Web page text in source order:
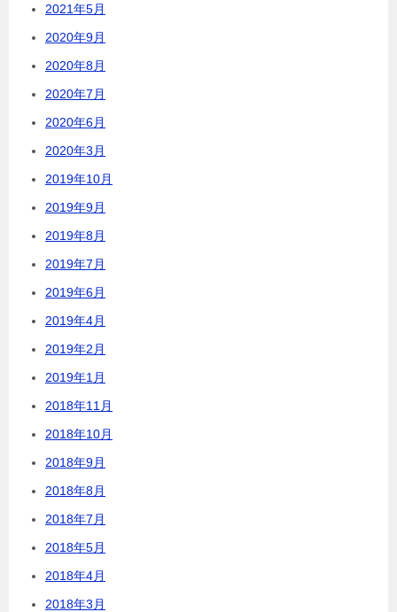
2021年5月
2020年9月
2020年8月
2020年7月
2020年6月
2020年3月
2019年10月
2019年9月
2019年8月
2019年7月
2019年6月
2019年4月
2019年2月
2019年1月
2018年11月
2018年10月
2018年9月
2018年8月
2018年7月
2018年5月
2018年4月
2018年3月